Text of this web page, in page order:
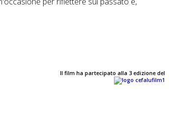
Il film ha partecipato alla 3 edizione del